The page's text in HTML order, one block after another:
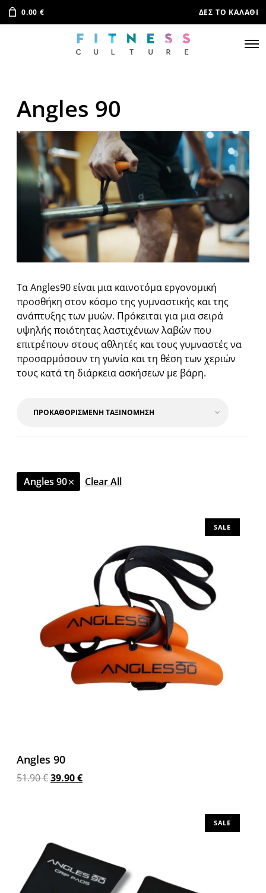
0.00 € ΔΕΣ ΤΟ ΚΑΛΆΘΙ
Angles 90
Τα Angles90 είναι μια καινοτόμα εργονομική
προσθήκη στον κόσμο της γυμναστικής και της
ανάπτυξης των μυών. Πρόκειται για μια σειρά
υψηλής ποιότητας λαστιχένιων λαβών που
επιτρέπουν στους αθλητές και τους γυμναστές να
προσαρμόσουν τη γωνία και τη θέση των χεριών
τους κατά τη διάρκεια ασκήσεων με βάρη.
Angles 90 Clear All
SALE
Angles 90
51.90€39.90€
SALE